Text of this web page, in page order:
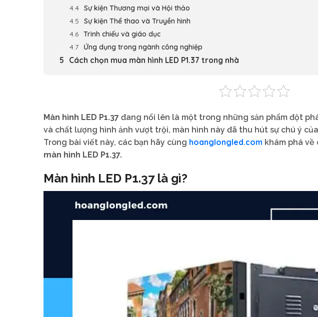
Sự kiện Thương mại và Hội thảo
Sự kiện Thể thao và Truyền hình
Trình chiếu và giáo dục
Ứng dụng trong ngành công nghiệp
Cách chọn mua màn hình LED P1.37 trong nhà
Màn hình LED P1.37 đang nổi lên là một trong những sản phẩm đột
và chất lượng hình ảnh vượt trội, màn hình này đã thu hút sự chú ý
Trong bài viết này, các bạn hãy cùng hoanglongled.com khám phá về
màn hình LED P1.37.
Màn hình LED P1.37 là gì?